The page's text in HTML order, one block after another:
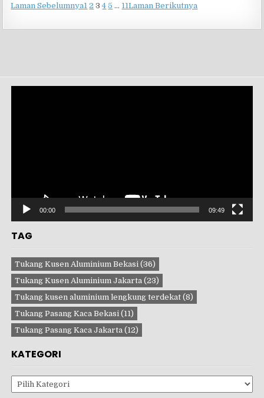
Laman Sebelumnya1 2 3 4 5 … 11Laman Berikutnya
00:00 09:49
TAG
Tukang Kusen Aluminium Bekasi (36)
Tukang Kusen Aluminium Jakarta (23)
Tukang kusen aluminium lengkung terdekat (8)
Tukang Pasang Kaca Bekasi (11)
Tukang Pasang Kaca Jakarta (12)
KATEGORI
Kategori